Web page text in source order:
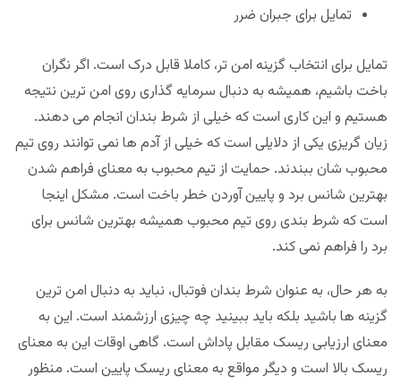
تمایل برای جبران ضرر
تمایل برای انتخاب گزینه امن تر، کاملا قابل درک است. اگر نگران
باخت باشیم، همیشه به دنبال سرمایه گذاری روی امن ترین نتیجه
هستیم و این کاری است که خیلی از شرط بندان انجام می دهند.
زیان گریزی یکی از دلایلی است که خیلی از آدم ها نمی توانند روی تیم
محبوب شان ببندند. حمایت از تیم محبوب به معنای فراهم شدن
بهترین شانس برد و پایین آوردن خطر باخت است. مشکل اینجا
است که شرط بندی روی تیم محبوب همیشه بهترین شانس برای
برد را فراهم نمی کند.
به هر حال، به عنوان شرط بندان فوتبال، نباید به دنبال امن ترین
گزینه ها باشید بلکه باید ببینید چه چیزی ارزشمند است. این به
معنای ارزیابی ریسک مقابل پاداش است. گاهی اوقات این به معنای
ریسک بالا است و دیگر مواقع به معنای ریسک پایین است. منظور